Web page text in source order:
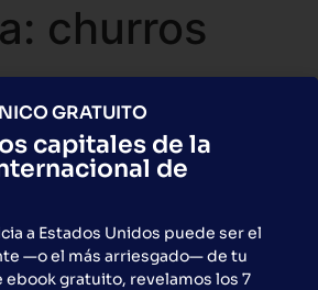
churros
Gourmet: 20
en franquicia, y
unidad vendida
Capital.
GRATUITO
capitales de la
de
a Estados Unidos puede ser el
—o el más arriesgado— de tu
ebook gratuito, revelamos los 7